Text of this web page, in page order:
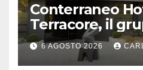
Conterraneo
Terracore, il
amplia l’ ospitalità
alle porte di
6 AGOSTO 2026